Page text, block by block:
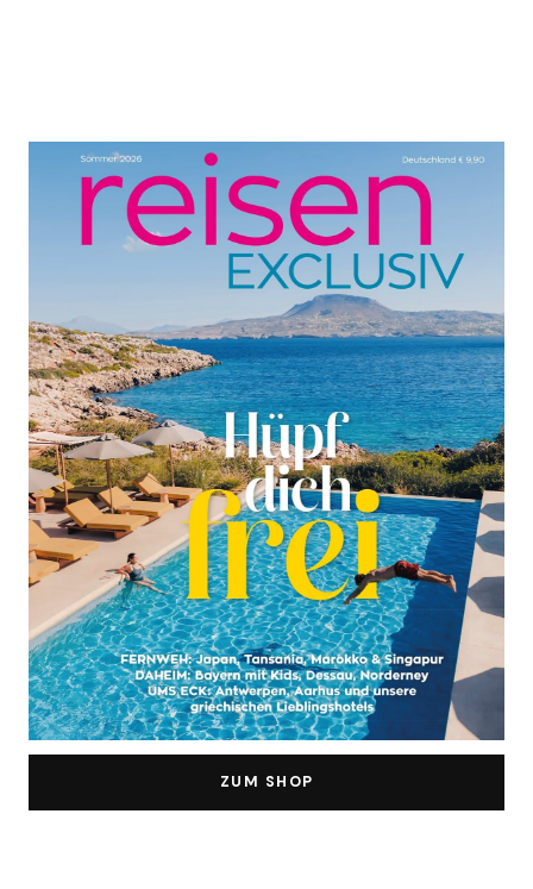
ZUM SHOP